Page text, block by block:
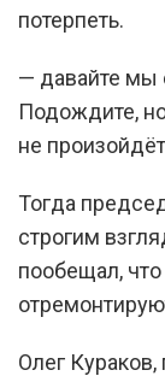
потерпеть.
— давайте
Подождите, но
не
Тогда
строгим
пообещал,
Олег